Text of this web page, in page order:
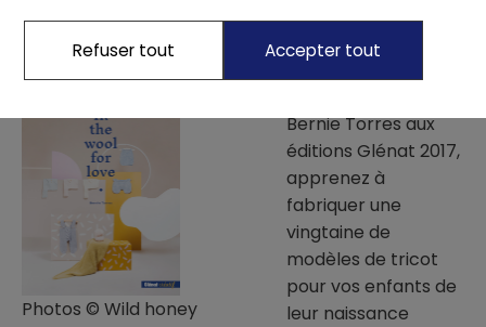
Photos © Wild honey
Avec le livre de tutos
Bernie Torres aux
éditions Glénat 2017,
apprenez à
fabriquer une
vingtaine de
modèles de tricot
pour vos enfants de
leur naissance
Refuser tout Accepter tout